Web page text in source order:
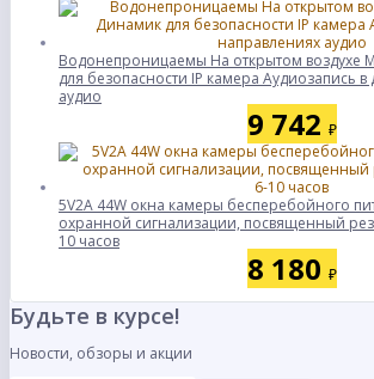
Водонепроницаемы На открытом
для безопасности IP камера Аудиозапись в
аудио
9 742 ₽
5V2A 44W окна камеры бесперебойного
охранной сигнализации, посвященный
10 часов
8 180 ₽
Будьте в курсе!
Новости, обзоры и акции